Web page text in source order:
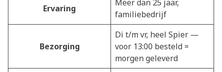
Ervaring
Meer dan 25 jaar,
familiebedrijf
Bezorging
Di t/m vr, heel Spier —
voor 13:00 besteld =
morgen geleverd